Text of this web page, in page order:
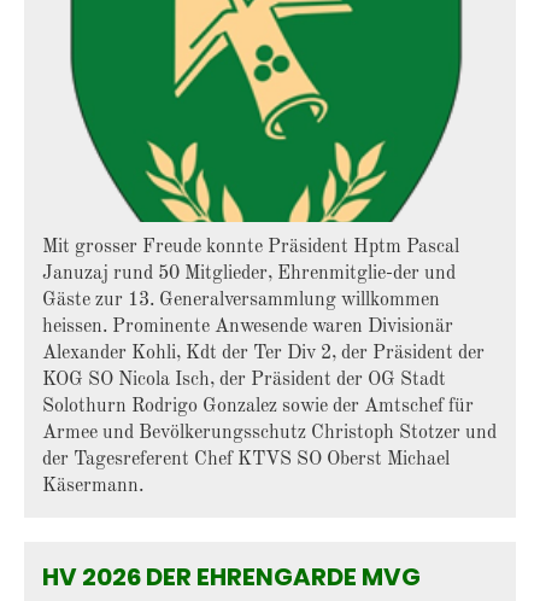
Mit grosser Freude konnte Präsident Hptm Pascal
Januzaj rund 50 Mitglieder, Ehrenmitglie-der und
Gäste zur 13. Generalversammlung willkommen
heissen. Prominente Anwesende waren Divisionär
Alexander Kohli, Kdt der Ter Div 2, der Präsident der
KOG SO Nicola Isch, der Präsident der OG Stadt
Solothurn Rodrigo Gonzalez sowie der Amtschef für
Armee und Bevölkerungsschutz Christoph Stotzer und
der Tagesreferent Chef KTVS SO Oberst Michael
Käsermann.
HV 2026 DER EHRENGARDE MVG